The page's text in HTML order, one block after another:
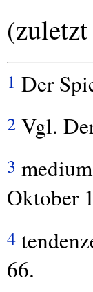
1 Der
2 Vgl.
3
Oktober
4
66.